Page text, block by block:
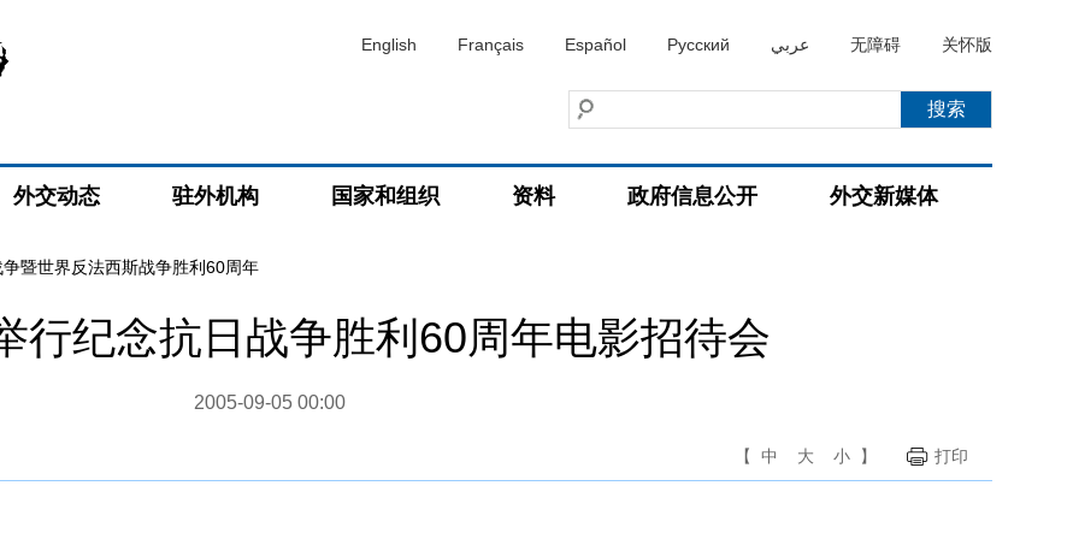
English Français Español Русский عربي 无障碍 关怀版
外交动态 驻外机构 国家和组织 资料 政府信息公开 外交新媒体
暨世界反法西斯战争胜利60周年
行纪念抗日战争胜利60周年电影招待会
2005-09-05 00:00
【 中 大 小 】 打印